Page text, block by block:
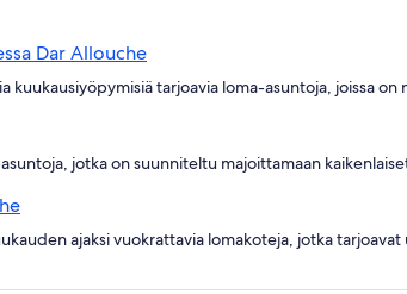
Dar Allouche
kuukausiyöpymisiä tarjoavia loma-asuntoja, joissa
jotka on suunniteltu majoittamaan
ajaksi vuokrattavia lomakoteja, jotka